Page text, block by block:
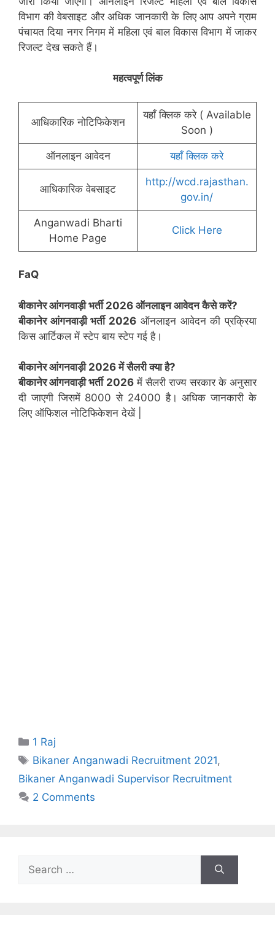
विभाग की वेबसाइट और अधिक जानकारी के लिए आप अपने ग्राम
पंचायत दिया नगर निगम में महिला एवं बाल विकास विभाग में जाकर
रिजल्ट देख सकते हैं।
महत्वपूर्ण लिंक
आधिकारिक नोटिफिकेशन
यहाँ क्लिक करे ( Available
Soon )
ऑनलाइन आवेदन यहाँ क्लिक करे
आधिकारिक वेबसाइट
http://wcd.rajasthan.
gov.in/
Anganwadi Bharti
Home Page
Click Here
FaQ
बीकानेरआंगनवाड़ी भर्ती 2026 ऑनलाइन आवेदन कैसे करें?
बीकानेर आंगनवाड़ी भर्ती 2026 ऑनलाइन आवेदन की प्रक्रिया
किस आर्टिकल में स्टेप बाय स्टेप गई है।
बीकानेरआंगनवाड़ी 2026 में सैलरी क्या है?
बीकानेर आंगनवाड़ी भर्ती 2026में सैलरी राज्य सरकार के अनुसार
दी जाएगी जिसमें 8000 से 24000 है। अधिक जानकारी के
लिए ऑफिशल नोटिफिकेशन देखें |
Categories
1 Raj
Tags
Bikaner Anganwadi Recruitment 2021,
Bikaner Anganwadi Supervisor Recruitment
2 Comments
for: